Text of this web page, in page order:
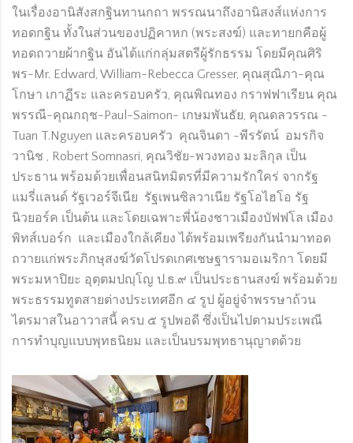
ในเรื่องอานิสังสกฐินทานกถา พรรณนาถึงอานิสงส์แห่งการ
ทอดกฐิน ทั้งในส่วนของปฏิคาหก (พระสงฆ์) และทายกคือผู้
ทอดถวายผ้ากฐิน อันได้แก่กลุ่มสตรีผู้รักธรรม โดยมีคุณศิริ
พร-Mr. Edward, William-Rebecca Gresser, คุณสุณิภา-คุณ
โกษา เกาฏีระ และครอบครัว, คุณพิณทอง กราฟฟาเรียน คุณ
พรรณี-คุณกฤช-Paul-Saimon- เกษมพันธัย, คุณดลวรรณ -
Tuan T.Nguyen และครอบครัว คุณจินดา -พีรรัตน์ อมรกิจ
วานิช , Robert Somnasri, คุณวิชัย-พวงทอง มะลิกุล เป็น
ประธาน พร้อมด้วยเพื่อนสนิทมิตรที่มีความรักใคร่ จากรัฐ
แมรี่แลนด์ รัฐเวอร์จีเนีย รัฐเพนซิลวาเนีย รัฐโอไฮโอ รัฐ
นิวยอร์ค เป็นต้น และโดยเฉพาะพี่น้องชาวเมืองบัฟฟโล เมือง
พิทส์เบอร์ก และเมืองใกล้เคียง ได้พร้อมเพรียงกันนำมาทอด
ถวายแก่พระภิกษุสงฆ์วัดโปรดเกศเชษฐารามอเมริกา โดยมี
พระมหาปิยะ อุตฺตมปญฺโญ ป.ธ.๙ เป็นประธานสงฆ์ พร้อมด้วย
พระธรรมทูตสายต่างประเทศอีก ๔ รูป ผู้อยู่จำพรรษาถ้วน
ไตรมาสในอาวาสนี้ ครบ ๕ รูปพอดี ซึ่งเป็นไปตามประเพณี
การทำบุญแบบพุทธนิยม และเป็นบรมพุทธานุญาตด้วย